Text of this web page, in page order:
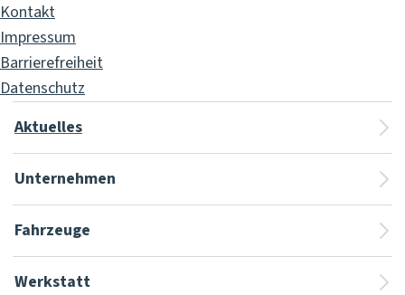
Kontakt
Impressum
Barrierefreiheit
Datenschutz
Aktuelles
Unternehmen
Fahrzeuge
Werkstatt